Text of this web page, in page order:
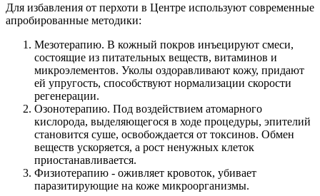
Для избавления от перхоти в Центре используют современные
апробированные методики:
Мезотерапию. В кожный покров инъецируют смеси,
состоящие из питательных веществ, витаминов и
микроэлементов. Уколы оздоравливают кожу, придают
ей упругость, способствуют нормализации скорости
регенерации.
Озонотерапию. Под воздействием атомарного
кислорода, выделяющегося в ходе процедуры, эпителий
становится суше, освобождается от токсинов. Обмен
веществ ускоряется, а рост ненужных клеток
приостанавливается.
Физиотерапию - оживляет кровоток, убивает
паразитирующие на коже микроорганизмы.